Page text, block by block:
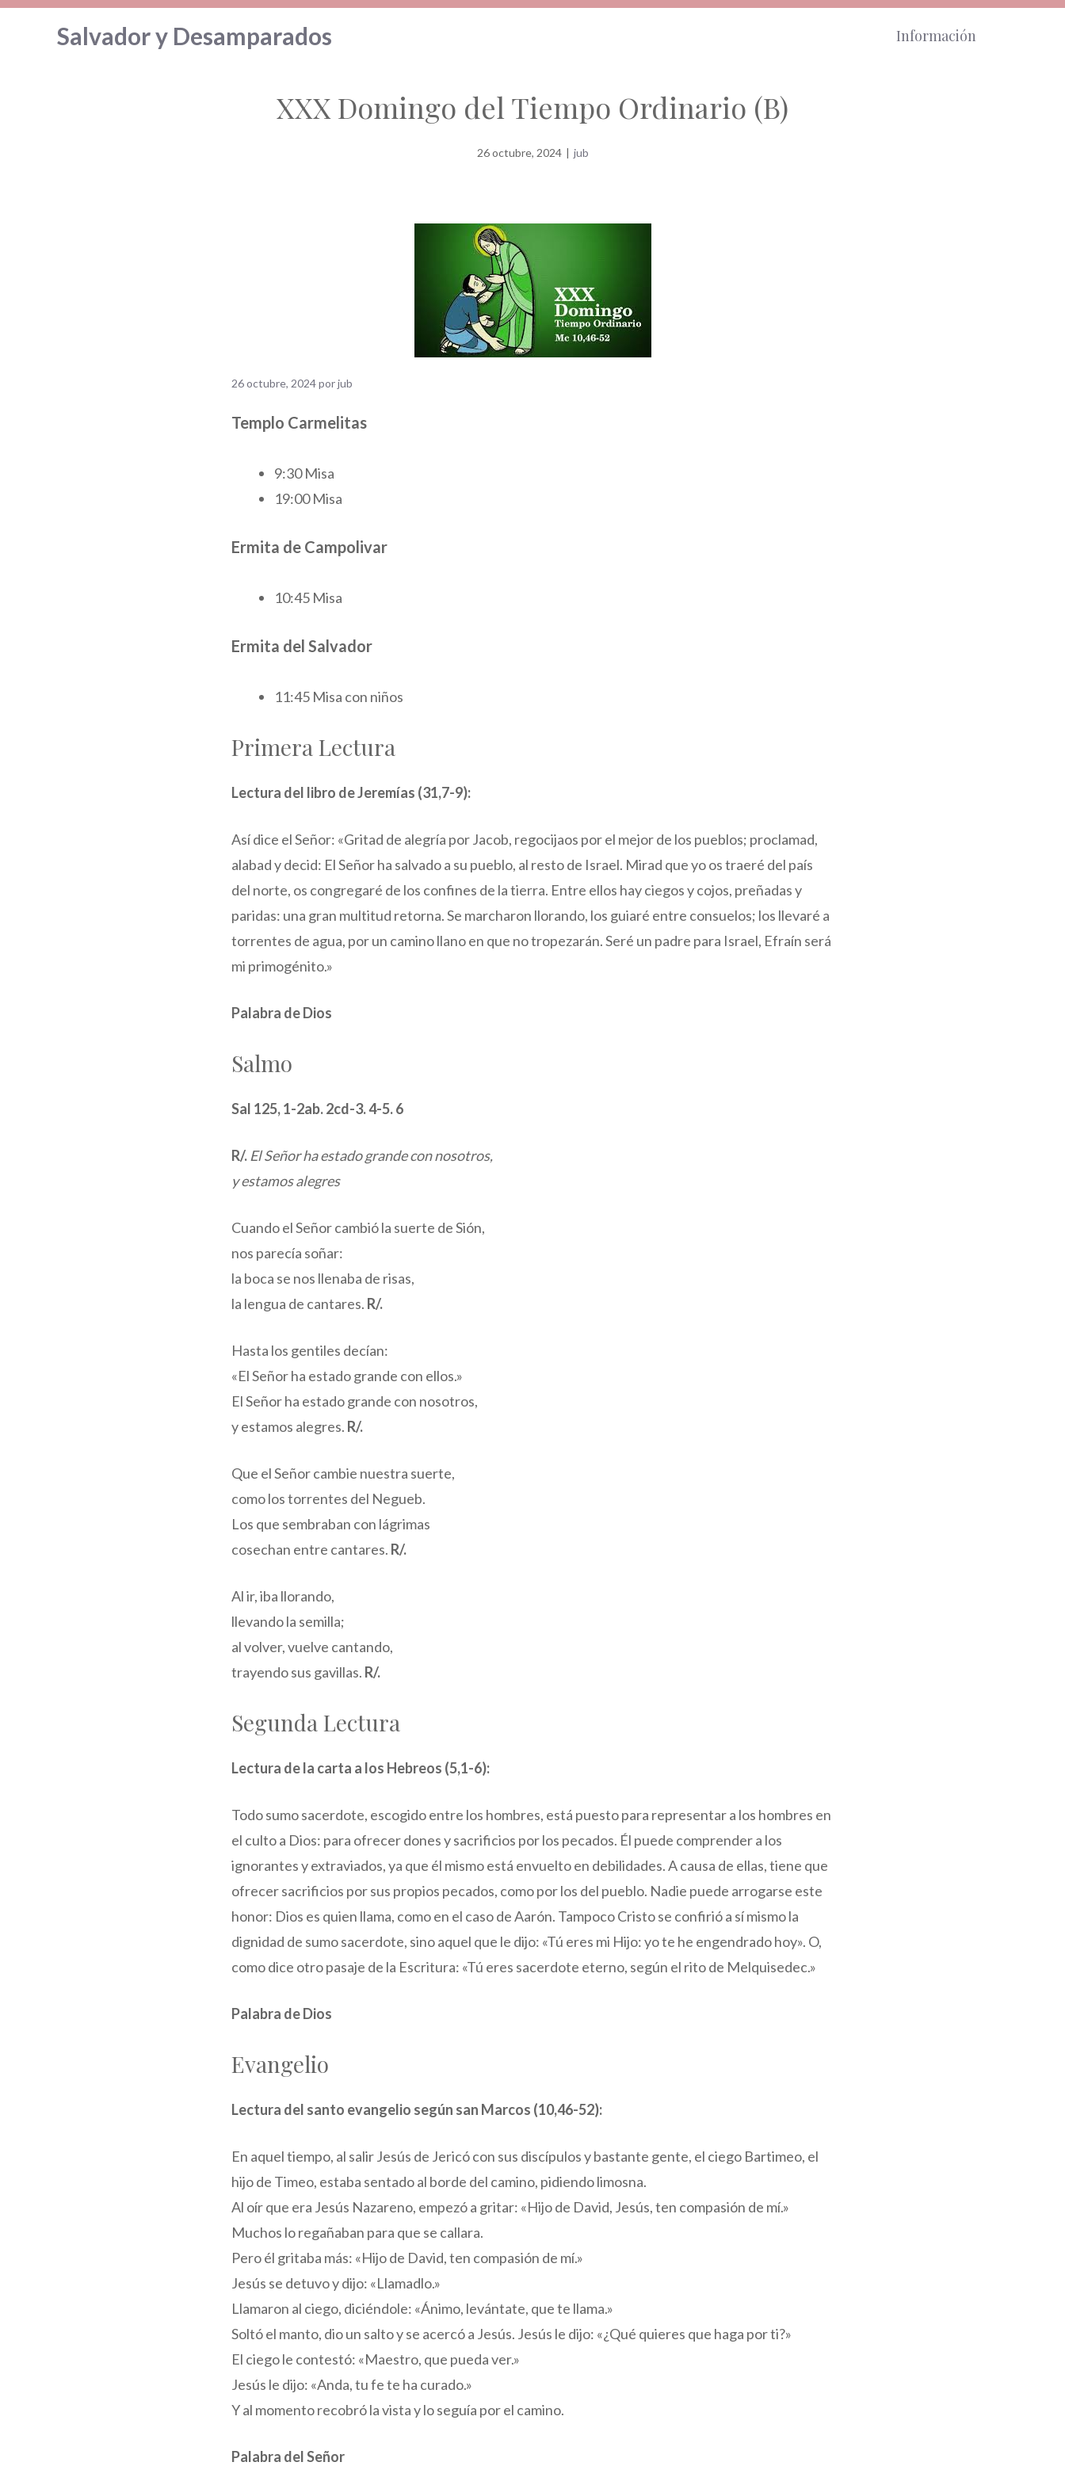
Saltar
Salvador y Desamparados Información
XXX Domingo del Tiempo Ordinario (B)
26 octubre, 2024 | jub
26 octubre, 2024porjub
Templo Carmelitas
9:30 Misa
19:00 Misa
Ermita de Campolivar
10:45 Misa
Ermita del Salvador
11:45 Misa con niños
Primera Lectura
Lectura del libro de Jeremías (31,7-9):
Así dice el Señor: «Gritad de alegría por Jacob, regocijaos por el mejor de los pueblos; proclamad,
alabad y decid: El Señor ha salvado a su pueblo, al resto de Israel. Mirad que yo os traeré del país
del norte, os congregaré de los confines de la tierra. Entre ellos hay ciegos y cojos, preñadas y
paridas: una gran multitud retorna. Se marcharon llorando, los guiaré entre consuelos; los llevaré a
torrentes de agua, por un camino llano en que no tropezarán. Seré un padre para Israel, Efraín será
mi primogénito.»
Palabra de Dios
Salmo
Sal 125, 1-2ab. 2cd-3. 4-5. 6
R/. El Señor ha estado grande con nosotros,
y estamos alegres
Cuando el Señor cambió la suerte de Sión,
nos parecía soñar:
la boca se nos llenaba de risas,
la lengua de cantares. R/.
Hasta los gentiles decían:
«El Señor ha estado grande con ellos.»
El Señor ha estado grande con nosotros,
y estamos alegres. R/.
Que el Señor cambie nuestra suerte,
como los torrentes del Negueb.
Los que sembraban con lágrimas
cosechan entre cantares. R/.
Al ir, iba llorando,
llevando la semilla;
al volver, vuelve cantando,
trayendo sus gavillas. R/.
Segunda Lectura
Lectura de la carta a los Hebreos (5,1-6):
Todo sumo sacerdote, escogido entre los hombres, está puesto para representar a los hombres en
el culto a Dios: para ofrecer dones y sacrificios por los pecados. Él puede comprender a los
ignorantes y extraviados, ya que él mismo está envuelto en debilidades. A causa de ellas, tiene que
ofrecer sacrificios por sus propios pecados, como por los del pueblo. Nadie puede arrogarse este
honor: Dios es quien llama, como en el caso de Aarón. Tampoco Cristo se confirió a sí mismo la
dignidad de sumo sacerdote, sino aquel que le dijo: «Tú eres mi Hijo: yo te he engendrado hoy». O,
como dice otro pasaje de la Escritura: «Tú eres sacerdote eterno, según el rito de Melquisedec.»
Palabra de Dios
Evangelio
Lectura del santo evangelio según san Marcos (10,46-52):
En aquel tiempo, al salir Jesús de Jericó con sus discípulos y bastante gente, el ciego Bartimeo, el
hijo de Timeo, estaba sentado al borde del camino, pidiendo limosna.
Al oír que era Jesús Nazareno, empezó a gritar: «Hijo de David, Jesús, ten compasión de mí.»
Muchos lo regañaban para que se callara.
Pero él gritaba más: «Hijo de David, ten compasión de mí.»
Jesús se detuvo y dijo: «Llamadlo.»
Llamaron al ciego, diciéndole: «Ánimo, levántate, que te llama.»
Soltó el manto, dio un salto y se acercó a Jesús. Jesús le dijo: «¿Qué quieres que haga por ti?»
El ciego le contestó: «Maestro, que pueda ver.»
Jesús le dijo: «Anda, tu fe te ha curado.»
Y al momento recobró la vista y lo seguía por el camino.
Palabra del Señor